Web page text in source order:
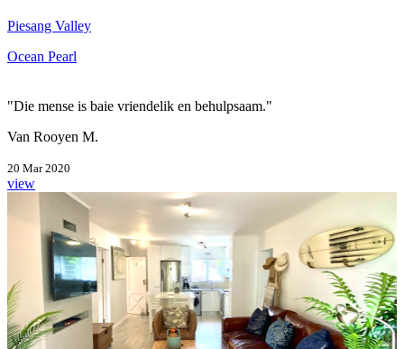
Piesang Valley
Ocean Pearl
"Die mense is baie vriendelik en behulpsaam."
Van Rooyen M.
20 Mar 2020
view